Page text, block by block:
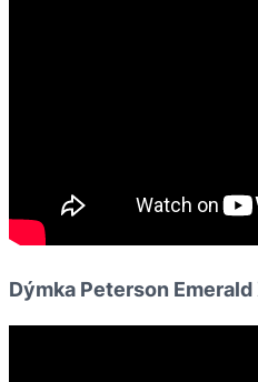
Dýmka Peterson